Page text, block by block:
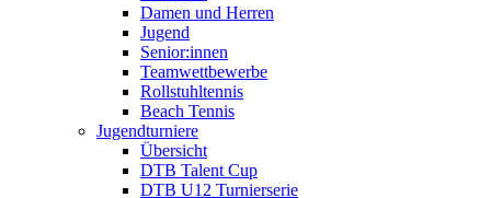
Damen und Herren
Jugend
Senior:innen
Teamwettbewerbe
Rollstuhltennis
Beach Tennis
Jugendturniere
Übersicht
DTB Talent Cup
DTB U12 Turnierserie